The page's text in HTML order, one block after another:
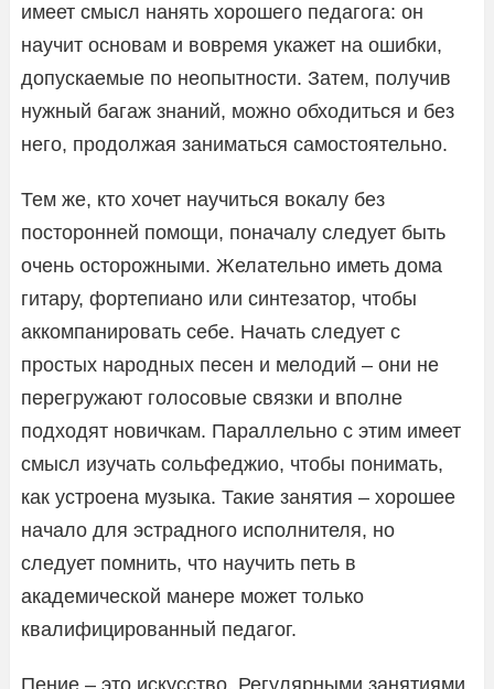
имеет смысл нанять хорошего педагога: он
научит основам и вовремя укажет на ошибки,
допускаемые по неопытности. Затем, получив
нужный багаж знаний, можно обходиться и без
него, продолжая заниматься самостоятельно.
Тем же, кто хочет научиться вокалу без
посторонней помощи, поначалу следует быть
очень осторожными. Желательно иметь дома
гитару, фортепиано или синтезатор, чтобы
аккомпанировать себе. Начать следует с
простых народных песен и мелодий – они не
перегружают голосовые связки и вполне
подходят новичкам. Параллельно с этим имеет
смысл изучать сольфеджио, чтобы понимать,
как устроена музыка. Такие занятия – хорошее
начало для эстрадного исполнителя, но
следует помнить, что научить петь в
академической манере может только
квалифицированный педагог.
Пение – это искусство. Регулярными занятиями